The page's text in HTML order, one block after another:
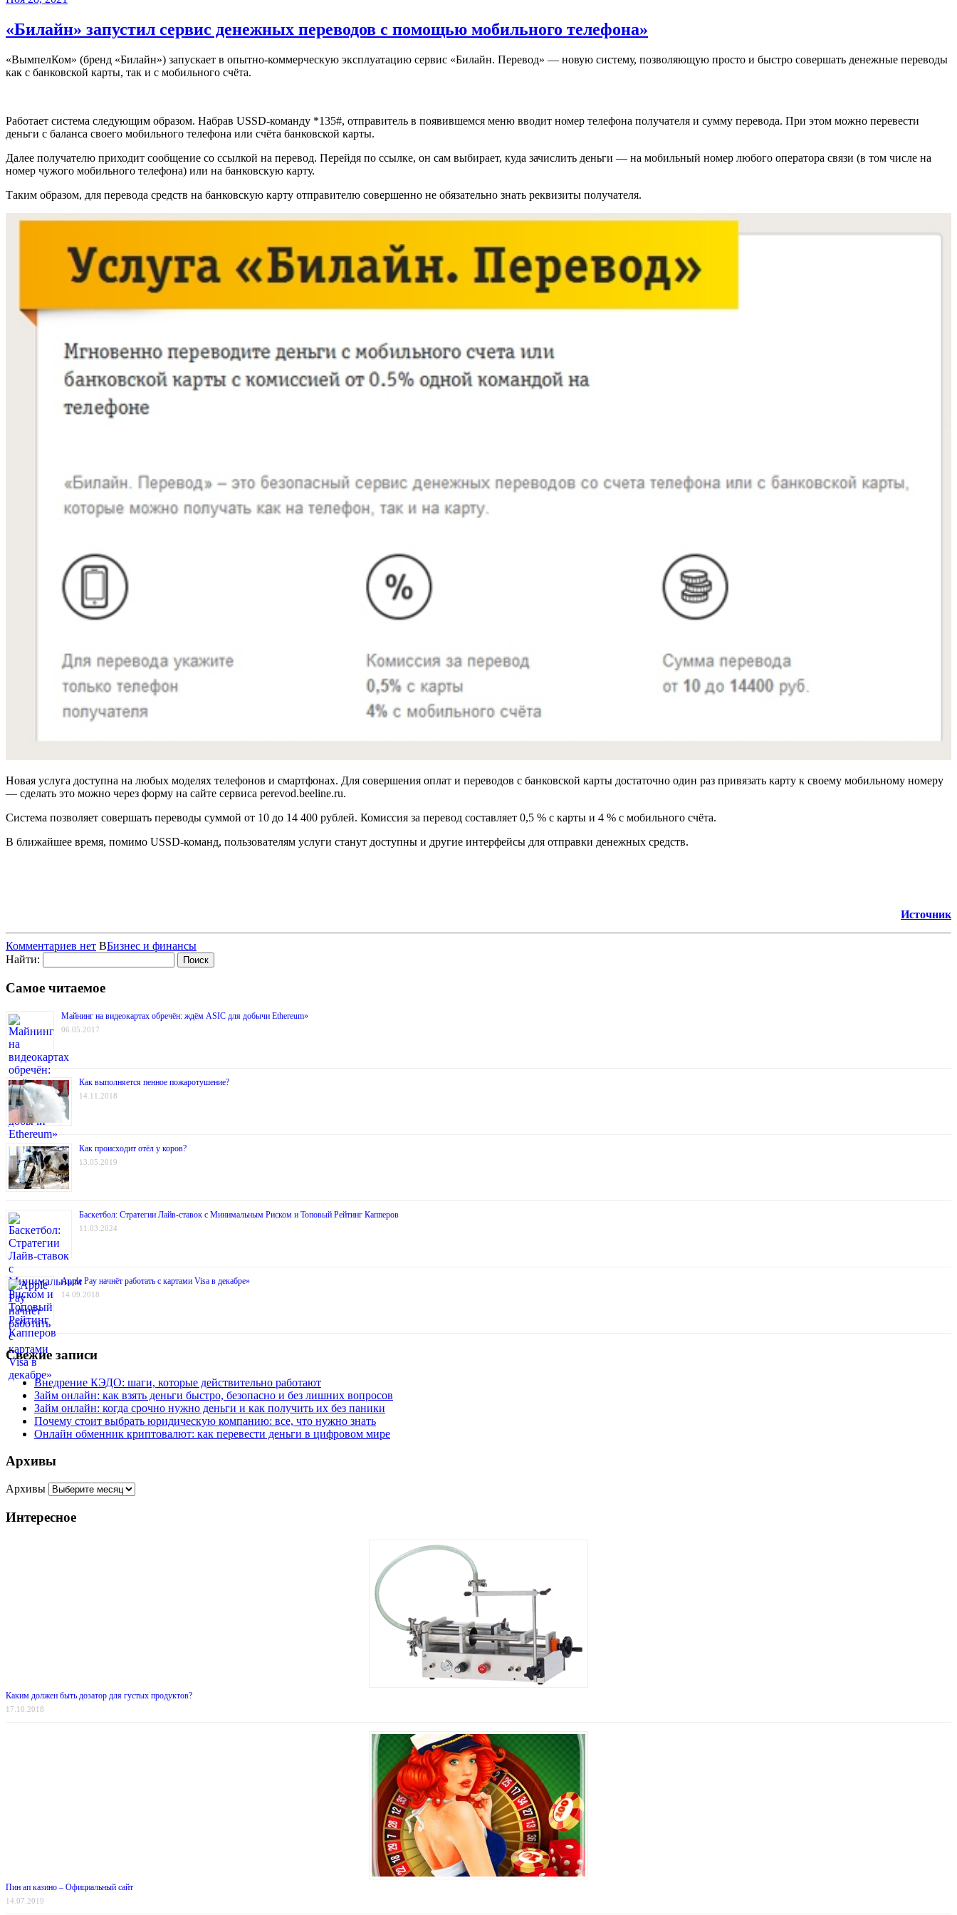
«Билайн» запустил сервис денежных переводов с помощью мобильного телефона»
«ВымпелКом» (бренд «Билайн») запускает в опытно-коммерческую эксплуатацию сервис «Билайн. Перевод» — новую систему, позволяющую просто и быстро совершать денежные переводы
как с банковской карты, так и с мобильного счёта.
Работает система следующим образом. Набрав USSD-команду *135#, отправитель в появившемся меню вводит номер телефона получателя и сумму перевода. При этом можно перевести
деньги с баланса своего мобильного телефона или счёта банковской карты.
Далее получателю приходит сообщение со ссылкой на перевод. Перейдя по ссылке, он сам выбирает, куда зачислить деньги — на мобильный номер любого оператора связи (в том числе на
номер чужого мобильного телефона) или на банковскую карту.
Таким образом, для перевода средств на банковскую карту отправителю совершенно не обязательно знать реквизиты получателя.
Новая услуга доступна на любых моделях телефонов и смартфонах. Для совершения оплат и переводов с банковской карты достаточно один раз привязать карту к своему мобильному номеру
— сделать это можно через форму на сайте сервиса perevod.beeline.ru.
Система позволяет совершать переводы суммой от 10 до 14 400 рублей. Комиссия за перевод составляет 0,5 % с карты и 4 % с мобильного счёта.
В ближайшее время, помимо USSD-команд, пользователям услуги станут доступны и другие интерфейсы для отправки денежных средств.
Источник
Комментариев нет ВБизнес и финансы
Найти:
Самое читаемое
Майнинг на видеокартах обречён: ждём ASIC для добычи Ethereum»
06.05.2017
Как выполняется пенное пожаротушение?
14.11.2018
Как происходит отёл у коров?
13.05.2019
Баскетбол: Стратегии Лайв-ставок с Минимальным Риском и Топовый Рейтинг Капперов
11.03.2024
Apple Pay начнёт работать с картами Visa в декабре»
14.09.2018
Свежие записи
Внедрение КЭДО: шаги, которые действительно работают
Займ онлайн: как взять деньги быстро, безопасно и без лишних вопросов
Займ онлайн: когда срочно нужно деньги и как получить их без паники
Почему стоит выбрать юридическую компанию: все, что нужно знать
Онлайн обменник криптовалют: как перевести деньги в цифровом мире
Архивы
Архивы
Интересное
Каким должен быть дозатор для густых продуктов?
17.10.2018
Пин ап казино – Официальный сайт
14.07.2019